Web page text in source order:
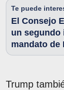
Te puede
El Consejo
un segundo
mandato de
Trump